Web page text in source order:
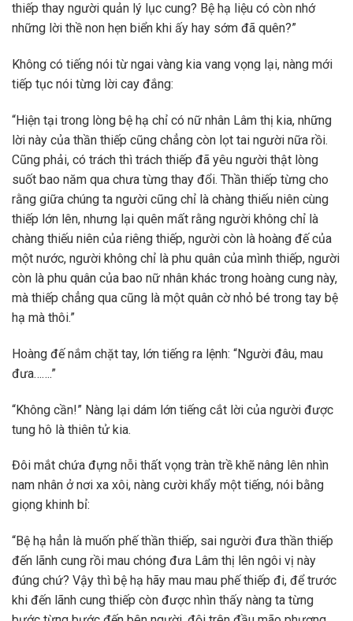
thiếp thay người quản lý lục cung? Bệ hạ liệu có còn nhớ
những lời thề non hẹn biển khi ấy hay sớm đã quên?”
Không có tiếng nói từ ngai vàng kia vang vọng lại, nàng mới
tiếp tục nói từng lời cay đắng:
“Hiện tại trong lòng bệ hạ chỉ có nữ nhân Lâm thị kia, những
lời này của thần thiếp cũng chẳng còn lọt tai người nữa rồi.
Cũng phải, có trách thì trách thiếp đã yêu người thật lòng
suốt bao năm qua chưa từng thay đổi. Thần thiếp từng cho
rằng giữa chúng ta người cũng chỉ là chàng thiếu niên cùng
thiếp lớn lên, nhưng lại quên mất rằng người không chỉ là
chàng thiếu niên của riêng thiếp, người còn là hoàng đế của
một nước, người không chỉ là phu quân của mình thiếp, người
còn là phu quân của bao nữ nhân khác trong hoàng cung này,
mà thiếp chẳng qua cũng là một quân cờ nhỏ bé trong tay bệ
hạ mà thôi.”
Hoàng đế nắm chặt tay, lớn tiếng ra lệnh: “Người đâu, mau
đưa…….”
“Không cần!” Nàng lại dám lớn tiếng cắt lời của người được
tung hô là thiên tử kia.
Đôi mắt chứa đựng nỗi thất vọng tràn trề khẽ nâng lên nhìn
nam nhân ở nơi xa xôi, nàng cười khẩy một tiếng, nói bằng
giọng khinh bỉ:
“Bệ hạ hẳn là muốn phế thần thiếp, sai người đưa thần thiếp
đến lãnh cung rồi mau chóng đưa Lâm thị lên ngôi vị này
đúng chứ? Vậy thì bệ hạ hãy mau mau phế thiếp đi, để trước
khi đến lãnh cung thiếp còn được nhìn thấy nàng ta từng